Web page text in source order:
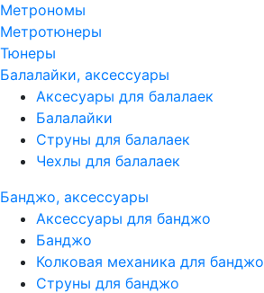
Метрономы
Метротюнеры
Тюнеры
Балалайки, аксессуары
Аксесуары для балалаек
Балалайки
Струны для балалаек
Чехлы для балалаек
Банджо, аксессуары
Аксессуары для банджо
Банджо
Колковая механика для банджо
Струны для банджо